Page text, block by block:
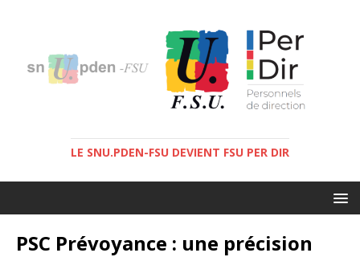
LE SNU.PDEN-FSU DEVIENT FSU PER DIR
PSC Prévoyance : une précision